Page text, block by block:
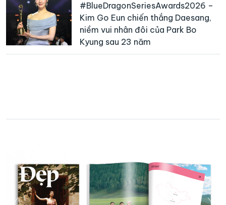
#BlueDragonSeriesAwards2026 –
Kim Go Eun chiến thắng Daesang,
niềm vui nhân đôi của Park Bo
Kyung sau 23 năm